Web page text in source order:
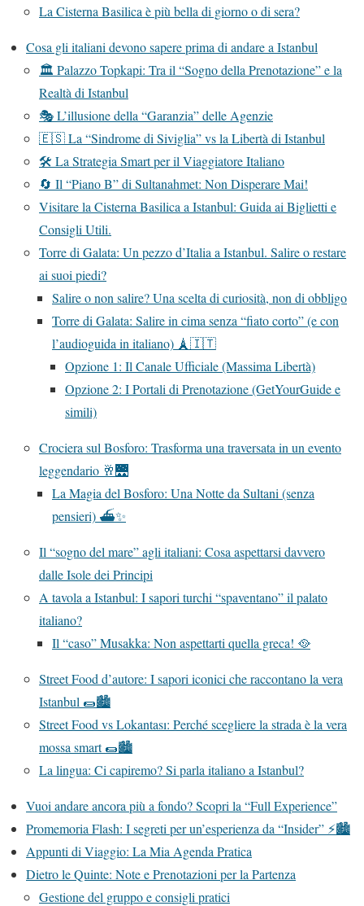
La Cisterna Basilica è più bella di giorno o di sera?
Cosa gli italiani devono sapere prima di andare a Istanbul
🏛️ Palazzo Topkapi: Tra il “Sogno della Prenotazione” e la
Realtà di Istanbul
🎭 L’illusione della “Garanzia” delle Agenzie
🇪🇸 La “Sindrome di Siviglia” vs la Libertà di Istanbul
🛠️ La Strategia Smart per il Viaggiatore Italiano
🔄 Il “Piano B” di Sultanahmet: Non Disperare Mai!
Visitare la Cisterna Basilica a Istanbul: Guida ai Biglietti e
Consigli Utili.
Torre di Galata: Un pezzo d’Italia a Istanbul. Salire o restare
ai suoi piedi?
Salire o non salire? Una scelta di curiosità, non di obbligo
Torre di Galata: Salire in cima senza “fiato corto” (e con
l’audioguida in italiano) 🗼🇮🇹
Opzione 1: Il Canale Ufficiale (Massima Libertà)
Opzione 2: I Portali di Prenotazione (GetYourGuide e
simili)
Crociera sul Bosforo: Trasforma una traversata in un evento
leggendario 🥂🌉
La Magia del Bosforo: Una Notte da Sultani (senza
pensieri) ⛴️✨
Il “sogno del mare” agli italiani: Cosa aspettarsi davvero
dalle Isole dei Principi
A tavola a Istanbul: I sapori turchi “spaventano” il palato
italiano?
Il “caso” Musakka: Non aspettarti quella greca! 🥘
Street Food d’autore: I sapori iconici che raccontano la vera
Istanbul 🌯🏙️
Street Food vs Lokantası: Perché scegliere la strada è la vera
mossa smart 🌯🏙️
La lingua: Ci capiremo? Si parla italiano a Istanbul?
Vuoi andare ancora più a fondo? Scopri la “Full Experience”
Promemoria Flash: I segreti per un’esperienza da “Insider” ⚡🏙️
Appunti di Viaggio: La Mia Agenda Pratica
Dietro le Quinte: Note e Prenotazioni per la Partenza
Gestione del gruppo e consigli pratici